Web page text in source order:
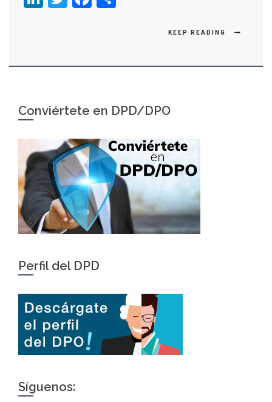
KEEP READING
Conviértete en DPD/DPO
Perfil del DPD
Síguenos: